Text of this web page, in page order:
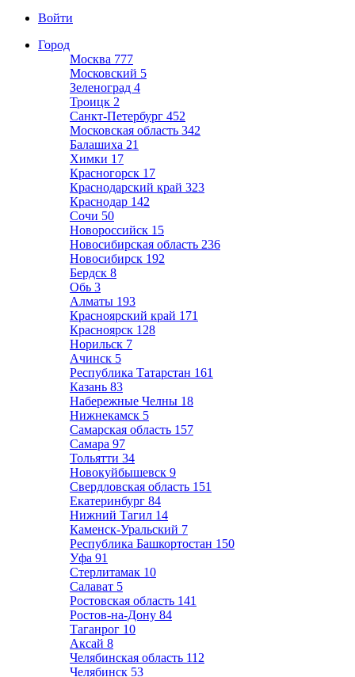
Войти
Город
Москва 777
Московский 5
Зеленоград 4
Троицк 2
Санкт-Петербург 452
Московская область 342
Балашиха 21
Химки 17
Красногорск 17
Краснодарский край 323
Краснодар 142
Сочи 50
Новороссийск 15
Новосибирская область 236
Новосибирск 192
Бердск 8
Обь 3
Алматы 193
Красноярский край 171
Красноярск 128
Норильск 7
Ачинск 5
Республика Татарстан 161
Казань 83
Набережные Челны 18
Нижнекамск 5
Самарская область 157
Самара 97
Тольятти 34
Новокуйбышевск 9
Свердловская область 151
Екатеринбург 84
Нижний Тагил 14
Каменск-Уральский 7
Республика Башкортостан 150
Уфа 91
Стерлитамак 10
Салават 5
Ростовская область 141
Ростов-на-Дону 84
Таганрог 10
Аксай 8
Челябинская область 112
Челябинск 53